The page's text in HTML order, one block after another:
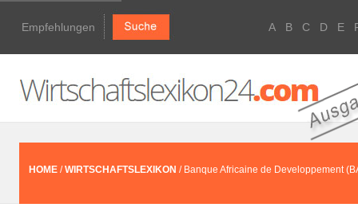
Empfehlungen A B C D E
HOME /WIRTSCHAFTSLEXIKON / Banque Africaine de Developpement